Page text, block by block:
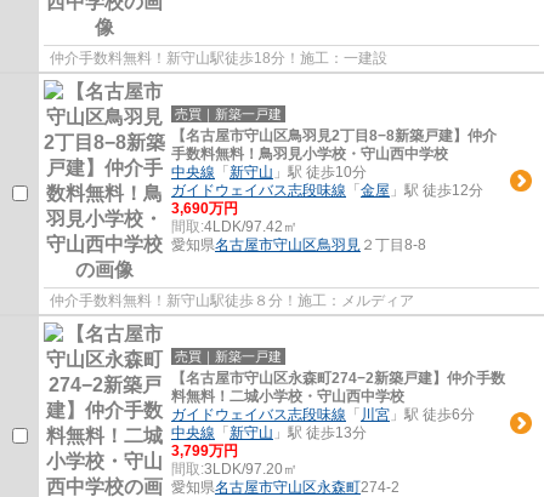
仲介手数料無料！新守山駅徒歩18分！施工：一建設
売買｜新築一戸建
【名古屋市守山区鳥羽見2丁目8−8新築戸建】仲介
手数料無料！鳥羽見小学校・守山西中学校
中央線 「 新守山 」駅 徒歩10分
ガイドウェイバス志段味線 「 金屋 」駅 徒歩12分
3,690万円
間取:4LDK/97.42㎡
愛知県名古屋市守山区鳥羽見 ２丁目8-8
仲介手数料無料！新守山駅徒歩８分！施工：メルディア
売買｜新築一戸建
【名古屋市守山区永森町274−2新築戸建】仲介手数
料無料！二城小学校・守山西中学校
ガイドウェイバス志段味線 「 川宮 」駅 徒歩6分
中央線 「 新守山 」駅 徒歩13分
3,799万円
間取:3LDK/97.20㎡
愛知県名古屋市守山区永森町274-2